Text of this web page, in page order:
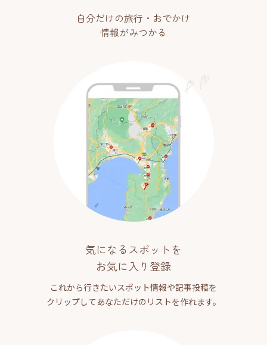
自分だけの旅行・おでかけ
情報がみつかる
気になるスポットを
お気に入り登録
これから行きたいスポット情報や記事投稿を
クリップしてあなただけのリストを作れます。